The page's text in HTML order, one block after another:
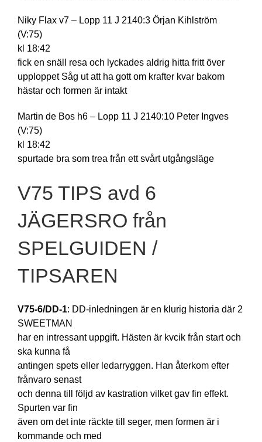
Niky Flax v7 – Lopp 11 J 2140:3 Örjan Kihlström
(V:75)
kl 18:42
fick en snäll resa och lyckades aldrig hitta fritt över
upploppet Såg ut att ha gott om krafter kvar bakom
hästar och formen är intakt
Martin de Bos h6 – Lopp 11 J 2140:10 Peter Ingves
(V:75)
kl 18:42
spurtade bra som trea från ett svårt utgångsläge
V75 TIPS avd 6
JÄGERSRO från
SPELGUIDEN /
TIPSAREN
V75-6/DD-1: DD-inledningen är en klurig historia där 2
SWEETMAN
har en intressant uppgift. Hästen är kvcik från start och
ska kunna få
antingen spets eller ledarryggen. Han återkom efter
frånvaro senast
och denna till följd av kastration vilket gav fin effekt.
Spurten var fin
även om det inte räckte till seger, men formen är i
kommande och med